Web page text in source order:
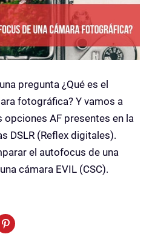
pregunta ¿Qué es el
fotográfica? Y vamos a
opciones AF presentes en la
DSLR (Reflex digitales).
el autofocus de una
cámara EVIL (CSC).